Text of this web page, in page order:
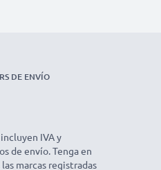
DE ENVÍO
IVA y
de envío. Tenga en
marcas registradas